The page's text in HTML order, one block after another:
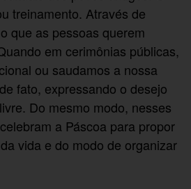
treinamento. Através de
que as pessoas querem
em cerimônias públicas,
ou saudamos a nossa
fato, expressando o desejo
Do mesmo modo, nesses
a Páscoa para propor
vida e do modo de organizar